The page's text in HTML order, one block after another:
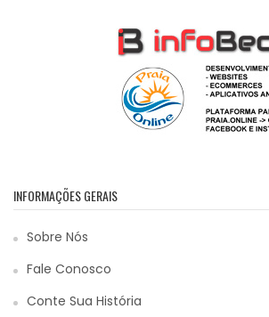
INFORMAÇÕES GERAIS
Sobre Nós
Fale Conosco
Conte Sua História